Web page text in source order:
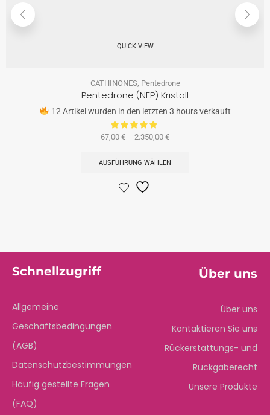
QUICK VIEW
CATHINONES Pentedrone
Pentedrone (NEP) Kristall
12 Artikel wurden in den letzten 3 hours verkauft
67,00 € – 2.350,00 €
AUSFÜHRUNG WÄHLEN
Schnellzugriff
Allgemeine
Geschäftsbedingungen
(AGB)
Datenschutzbestimmungen
Häufig gestellte Fragen
(FAQ)
Über uns
Über uns
Kontaktieren Sie uns
Rückerstattungs- und
Rückgaberecht
Unsere Produkte